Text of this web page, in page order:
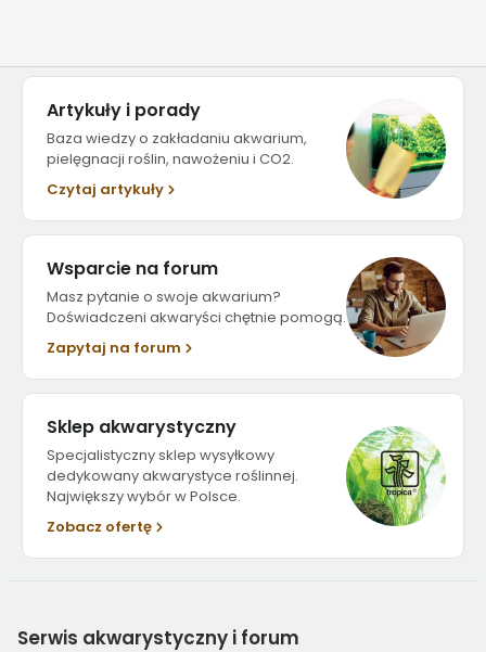
Artykuły i porady
Baza wiedzy o zakładaniu akwarium,
pielęgnacji roślin, nawożeniu i CO2.
Czytaj artykuły
Wsparcie na forum
Masz pytanie o swoje akwarium?
Doświadczeni akwaryści chętnie pomogą.
Zapytaj na forum
Sklep akwarystyczny
Specjalistyczny sklep wysyłkowy
dedykowany akwarystyce roślinnej.
Największy wybór w Polsce.
Zobacz ofertę
Serwis akwarystyczny i forum